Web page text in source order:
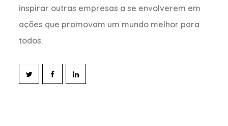
inspirar outras empresas a se envolverem em
ações que promovam um mundo melhor para
todos.